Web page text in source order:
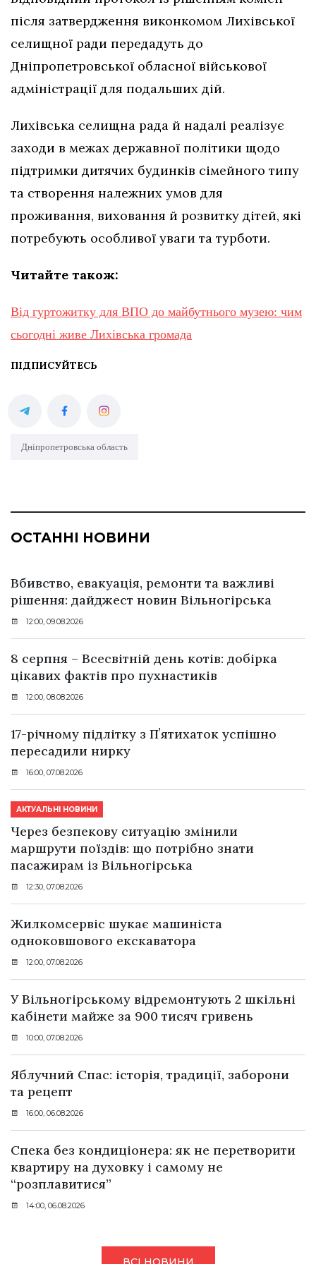
після затвердження виконкомом Лихівської
селищної ради передадуть до
Дніпропетровської обласної військової
адміністрації для подальших дій.
Лихівська селищна рада й надалі реалізує
заходи в межах державної політики щодо
підтримки дитячих будинків сімейного типу
та створення належних умов для
проживання, виховання й розвитку дітей, які
потребують особливої уваги та турботи.
Читайте також:
Від гуртожитку для ВПО до майбутнього музею: чим
сьогодні живе Лихівська громада
ПІДПИСУЙТЕСЬ
Дніпропетровська область
ОСТАННІ НОВИНИ
Вбивство, евакуація, ремонти та важливі
рішення: дайджест новин Вільногірська
12:00, 09.08.2026
8 серпня – Всесвітній день котів: добірка
цікавих фактів про пухнастиків
12:00, 08.08.2026
17-річному підлітку з Пʼятихаток успішно
пересадили нирку
16:00, 07.08.2026
АКТУАЛЬНІ НОВИНИ
Через безпекову ситуацію змінили
маршрути поїздів: що потрібно знати
пасажирам із Вільногірська
12:30, 07.08.2026
Жилкомсервіс шукає машиніста
одноковшового екскаватора
12:00, 07.08.2026
У Вільногірському відремонтують 2 шкільні
кабінети майже за 900 тисяч гривень
10:00, 07.08.2026
Яблучний Спас: історія, традиції, заборони
та рецепт
16:00, 06.08.2026
Спека без кондиціонера: як не перетворити
квартиру на духовку і самому не
“розплавитися”
14:00, 06.08.2026